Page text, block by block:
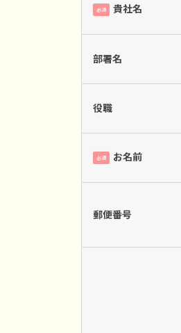
必須 貴社名
部署名
役職
必須 お名前
郵便番号